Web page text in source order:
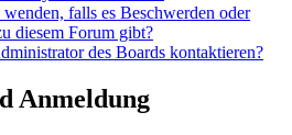
falls es Beschwerden oder
diesem Forum gibt?
des Boards kontaktieren?
Anmeldung